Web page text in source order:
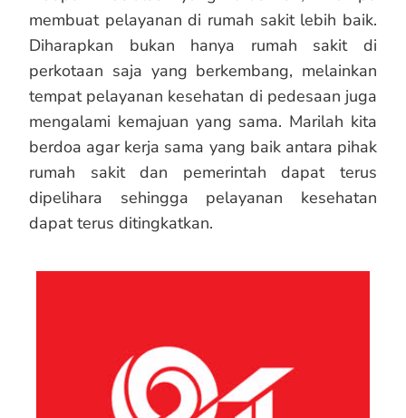
membuat pelayanan di rumah sakit lebih baik.
Diharapkan bukan hanya rumah sakit di
perkotaan saja yang berkembang, melainkan
tempat pelayanan kesehatan di pedesaan juga
mengalami kemajuan yang sama. Marilah kita
berdoa agar kerja sama yang baik antara pihak
rumah sakit dan pemerintah dapat terus
dipelihara sehingga pelayanan kesehatan
dapat terus ditingkatkan.